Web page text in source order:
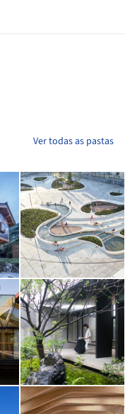
Ver todas as pastas